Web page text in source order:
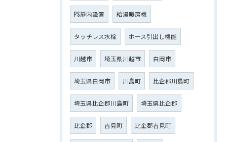
PS扉内設置 給湯暖房機
タッチレス水栓 ホース引出し機能
川越市 埼玉県川越市 白岡市
埼玉県白岡市 川島町 比企郡川島町
埼玉県比企郡川島町 埼玉県比企郡
比企郡 吉見町 比企郡吉見町